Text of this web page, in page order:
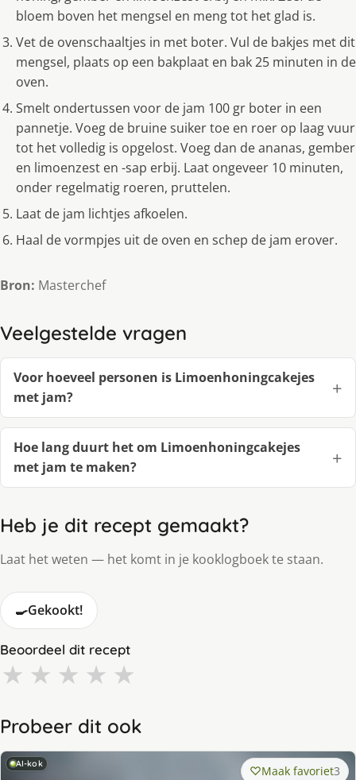
bloem boven het mengsel en meng tot het glad is.
Vet de ovenschaaltjes in met boter. Vul de bakjes met dit
mengsel, plaats op een bakplaat en bak 25 minuten in de
oven.
Smelt ondertussen voor de jam 100 gr boter in een
pannetje. Voeg de bruine suiker toe en roer op laag vuur
tot het volledig is opgelost. Voeg dan de ananas, gember
en limoenzest en -sap erbij. Laat ongeveer 10 minuten,
onder regelmatig roeren, pruttelen.
Laat de jam lichtjes afkoelen.
Haal de vormpjes uit de oven en schep de jam erover.
Bron: Masterchef
Veelgestelde vragen
Voor hoeveel personen is Limoenhoningcakejes
met jam?
Hoe lang duurt het om Limoenhoningcakejes
met jam te maken?
Heb je dit recept gemaakt?
Laat het weten — het komt in je kooklogboek te staan.
🍳Gekookt!
Beoordeel dit recept
★ ★ ★ ★ ★
Probeer dit ook
AI-kok Maak favoriet3